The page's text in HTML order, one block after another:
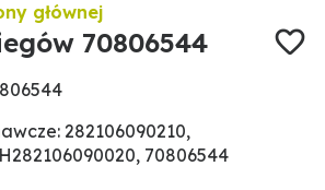
głównej
70806544
282106090210,
70806544